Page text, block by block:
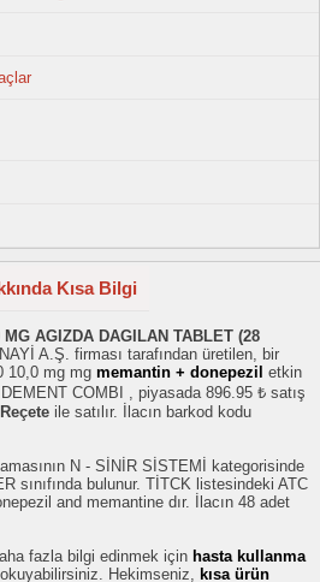
Kısa Bilgi
AGIZDA DAGILAN TABLET (28
A.Ş. firması tarafından üretilen, bir
10,0 mg mg memantin + donepezil etkin
DEMENT COMBI , piyasada 896.95 ₺ satış
ile satılır. İlacın barkod kodu
N - SİNİR SİSTEMİ kategorisinde
sınıfında bulunur. TİTCK listesindeki ATC
and memantine dır. İlacın 48 adet
fazla bilgi edinmek için hasta kullanma
okuyabilirsiniz. Hekimseniz, kısa ürün